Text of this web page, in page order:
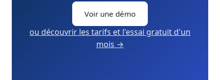
Voir une démo
ou découvrir les tarifs et l'essai gratuit d'un
mois →